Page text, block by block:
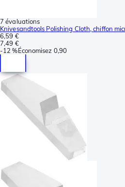
7 évaluations
Knivesandtools Polishing Cloth, chiffon
6,59 €
7,49 €
-12 %Économisez 0,90